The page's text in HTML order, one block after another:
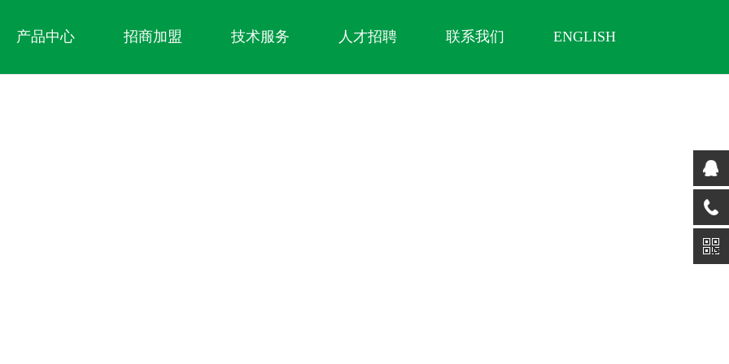
产品中心 招商加盟 技术服务 人才招聘 联系我们 ENGLISH